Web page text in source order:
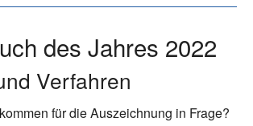
des Jahres 2022
Verfahren
für die Auszeichnung in Frage?